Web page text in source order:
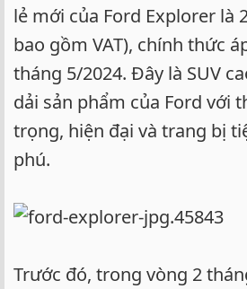
lẻ mới của Ford Explorer là
bao gồm VAT), chính thức
tháng 5/2024. Đây là SUV
dải sản phẩm của Ford với
trọng, hiện đại và trang bị
phú.
Trước đó, trong vòng 2